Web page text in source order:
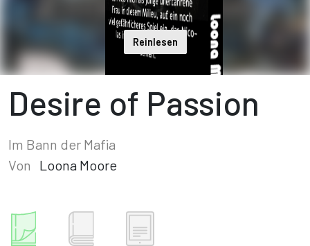
Reinlesen
Desire of Passion
Im Bann der Mafia
Von
Loona Moore